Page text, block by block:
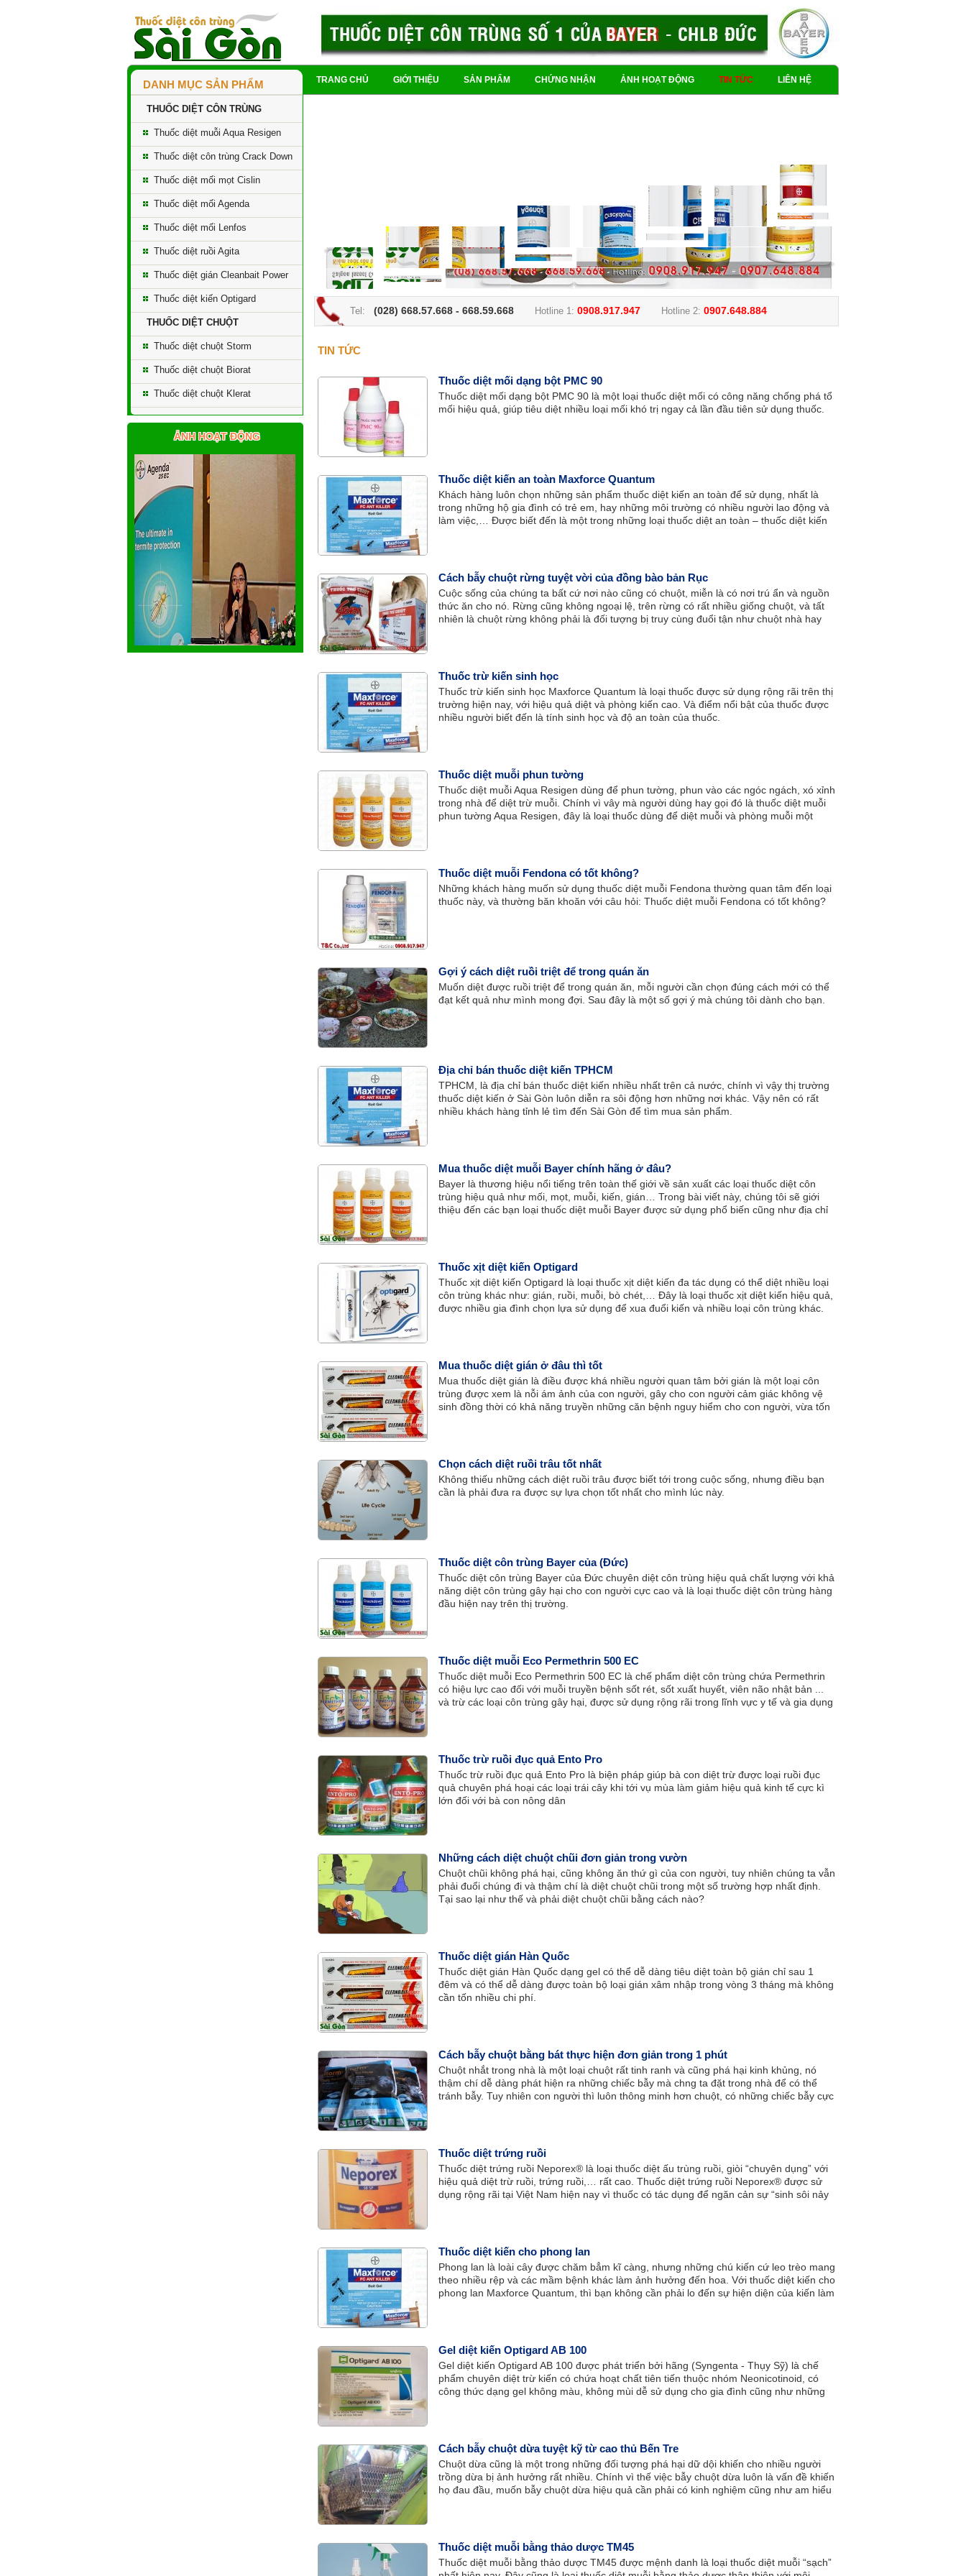
TRANG CHỦ GIỚI THIỆU SẢN PHẨM CHỨNG NHẬN ẢNH HOẠT ĐỘNG TIN TỨC LIÊN HỆ
Tel: (028) 668.57.668 - 668.59.668 Hotline 1: 0908.917.947 Hotline 2: 0907.648.884
DANH MỤC SẢN PHẨM
THUỐC DIỆT CÔN TRÙNG
Thuốc diệt muỗi Aqua Resigen
Thuốc diệt côn trùng Crack Down
Thuốc diệt mối mọt Cislin
Thuốc diệt mối Agenda
Thuốc diệt mối Lenfos
Thuốc diệt ruồi Agita
Thuốc diệt gián Cleanbait Power
Thuốc diệt kiến Optigard
THUỐC DIỆT CHUỘT
Thuốc diệt chuột Storm
Thuốc diệt chuột Biorat
Thuốc diệt chuột Klerat
ẢNH HOẠT ĐỘNG
TIN TỨC
Thuốc diệt mối dạng bột PMC 90
Thuốc diệt mối dạng bột PMC 90 là một loại thuốc diệt mối có công năng chống phá tổ
mối hiệu quả, giúp tiêu diệt nhiều loại mối khó trị ngay cả lần đầu tiên sử dụng thuốc.
Thuốc diệt kiến an toàn Maxforce Quantum
Khách hàng luôn chọn những sản phẩm thuốc diệt kiến an toàn để sử dụng, nhất là
trong những hộ gia đình có trẻ em, hay những môi trường có nhiều người lao động và
làm việc,… Được biết đến là một trong những loại thuốc diệt an toàn – thuốc diệt kiến
Cách bẫy chuột rừng tuyệt vời của đồng bào bản Rục
Cuộc sống của chúng ta bất cứ nơi nào cũng có chuột, miễn là có nơi trú ẩn và nguồn
thức ăn cho nó. Rừng cũng không ngoại lệ, trên rừng có rất nhiều giống chuột, và tất
nhiên là chuột rừng không phải là đối tượng bị truy cùng đuổi tận như chuột nhà hay
Thuốc trừ kiến sinh học
Thuốc trừ kiến sinh học Maxforce Quantum là loại thuốc được sử dụng rộng rãi trên thị
trường hiện nay, với hiệu quả diệt và phòng kiến cao. Và điểm nổi bật của thuốc được
nhiều người biết đến là tính sinh học và độ an toàn của thuốc.
Thuốc diệt muỗi phun tường
Thuốc diệt muỗi Aqua Resigen dùng để phun tường, phun vào các ngóc ngách, xó xỉnh
trong nhà để diệt trừ muỗi. Chính vì vây mà người dùng hay gọi đó là thuốc diệt muỗi
phun tường Aqua Resigen, đây là loại thuốc dùng để diệt muỗi và phòng muỗi một
Thuốc diệt muỗi Fendona có tốt không?
Những khách hàng muốn sử dụng thuốc diệt muỗi Fendona thường quan tâm đến loại
thuốc này, và thường băn khoăn với câu hỏi: Thuốc diệt muỗi Fendona có tốt không?
Gợi ý cách diệt ruồi triệt để trong quán ăn
Muốn diệt được ruồi triệt để trong quán ăn, mỗi người cần chọn đúng cách mới có thể
đạt kết quả như mình mong đợi. Sau đây là một số gợi ý mà chúng tôi dành cho bạn.
Địa chỉ bán thuốc diệt kiến TPHCM
TPHCM, là địa chỉ bán thuốc diệt kiến nhiều nhất trên cả nước, chính vì vậy thị trường
thuốc diệt kiến ở Sài Gòn luôn diễn ra sôi động hơn những nơi khác. Vậy nên có rất
nhiều khách hàng tỉnh lẻ tìm đến Sài Gòn để tìm mua sản phẩm.
Mua thuốc diệt muỗi Bayer chính hãng ở đâu?
Bayer là thương hiệu nổi tiếng trên toàn thế giới về sản xuất các loại thuốc diệt côn
trùng hiệu quả như mối, mọt, muỗi, kiến, gián… Trong bài viết này, chúng tôi sẽ giới
thiệu đến các bạn loại thuốc diệt muỗi Bayer được sử dụng phổ biến cũng như địa chỉ
Thuốc xịt diệt kiến Optigard
Thuốc xịt diệt kiến Optigard là loại thuốc xịt diệt kiến đa tác dụng có thể diệt nhiều loại
côn trùng khác như: gián, ruồi, muỗi, bò chét,… Đây là loại thuốc xịt diệt kiến hiệu quả,
được nhiều gia đình chọn lựa sử dụng để xua đuổi kiến và nhiều loại côn trùng khác.
Mua thuốc diệt gián ở đâu thì tốt
Mua thuốc diệt gián là điều được khá nhiều người quan tâm bởi gián là một loại côn
trùng được xem là nỗi ám ảnh của con người, gây cho con người cảm giác không vệ
sinh đồng thời có khả năng truyền những căn bệnh nguy hiểm cho con người, vừa tốn
Chọn cách diệt ruồi trâu tốt nhất
Không thiếu những cách diệt ruồi trâu được biết tới trong cuộc sống, nhưng điều bạn
cần là phải đưa ra được sự lựa chọn tốt nhất cho mình lúc này.
Thuốc diệt côn trùng Bayer của (Đức)
Thuốc diệt côn trùng Bayer của Đức chuyên diệt côn trùng hiệu quả chất lượng với khả
năng diệt côn trùng gây hại cho con người cực cao và là loại thuốc diệt côn trùng hàng
đầu hiện nay trên thị trường.
Thuốc diệt muỗi Eco Permethrin 500 EC
Thuốc diệt muỗi Eco Permethrin 500 EC là chế phẩm diệt côn trùng chứa Permethrin
có hiệu lực cao đối với muỗi truyền bệnh sốt rét, sốt xuất huyết, viên não nhật bản ...
và trừ các loại côn trùng gây hại, được sử dụng rộng rãi trong lĩnh vực y tế và gia dụng
Thuốc trừ ruồi đục quả Ento Pro
Thuốc trừ ruồi đục quả Ento Pro là biện pháp giúp bà con diệt trừ được loại ruồi đục
quả chuyên phá hoại các loại trái cây khi tới vụ mùa làm giảm hiệu quả kinh tế cực kì
lớn đối với bà con nông dân
Những cách diệt chuột chũi đơn giản trong vườn
Chuột chũi không phá hại, cũng không ăn thứ gì của con người, tuy nhiên chúng ta vẫn
phải đuổi chúng đi và thậm chí là diệt chuột chũi trong một số trường hợp nhất định.
Tại sao lại như thế và phải diệt chuột chũi bằng cách nào?
Thuốc diệt gián Hàn Quốc
Thuốc diệt gián Hàn Quốc dạng gel có thể dễ dàng tiêu diệt toàn bộ gián chỉ sau 1
đêm và có thể dễ dàng được toàn bộ loại gián xâm nhập trong vòng 3 tháng mà không
cần tốn nhiều chi phí.
Cách bẫy chuột bằng bát thực hiện đơn giản trong 1 phút
Chuột nhắt trong nhà là một loại chuột rất tinh ranh và cũng phá hại kinh khủng, nó
thậm chí dễ dàng phát hiện ra những chiếc bẫy mà chng ta đặt trong nhà để có thể
tránh bẫy. Tuy nhiên con người thì luôn thông minh hơn chuột, có những chiếc bẫy cực
Thuốc diệt trứng ruồi
Thuốc diệt trứng ruồi Neporex® là loại thuốc diệt ấu trùng ruồi, giòi “chuyên dụng” với
hiệu quả diệt trừ ruồi, trứng ruồi,… rất cao. Thuốc diệt trứng ruồi Neporex® được sử
dụng rộng rãi tại Việt Nam hiện nay vì thuốc có tác dụng để ngăn cản sự “sinh sôi nảy
Thuốc diệt kiến cho phong lan
Phong lan là loài cây được chăm bẳm kĩ càng, nhưng những chú kiến cứ leo trèo mang
theo nhiều rệp và các mầm bệnh khác làm ảnh hưởng đến hoa. Với thuốc diệt kiến cho
phong lan Maxforce Quantum, thì bạn không cần phải lo đến sự hiện diện của kiến làm
Gel diệt kiến Optigard AB 100
Gel diệt kiến Optigard AB 100 được phát triển bởi hãng (Syngenta - Thụy Sỹ) là chế
phẩm chuyên diệt trừ kiến có chứa hoạt chất tiên tiến thuộc nhóm Neonicotinoid, có
công thức dạng gel không màu, không mùi dễ sử dụng cho gia đình cũng như những
Cách bẫy chuột dừa tuyệt kỹ từ cao thủ Bến Tre
Chuột dừa cũng là một trong những đối tượng phá hại dữ dội khiến cho nhiều người
trồng dừa bị ảnh hưởng rất nhiều. Chính vì thế việc bẫy chuột dừa luôn là vấn đề khiến
họ đau đầu, muốn bẫy chuột dừa hiệu quả cần phải có kinh nghiệm cũng như am hiểu
Thuốc diệt muỗi bằng thảo dược TM45
Thuốc diệt muỗi bằng thảo dược TM45 được mệnh danh là loại thuốc diệt muỗi “sạch”